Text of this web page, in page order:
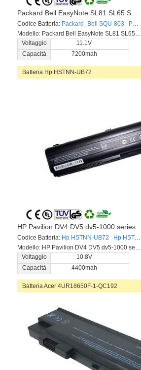
Packard Bell EasyNote SL81 SL65 SL45 Series
Codice Batteria: Packard_Bell SQU-803 Packard_Bell SQU-803
Modello: Packard Bell EasyNote SL81 SL65 SL45 Series
Voltaggio
11.1V
Capacità
7200mah
Batteria Hp HSTNN-UB72
HP Pavilion DV4 DV5 dv5-1000 series
Codice Batteria: Hp HSTNN-UB72
Hp HSTNN-C51C
Voltaggio
10.8V
Capacità
4400mah
Batteria Acer 4UR18650F-1-QC192